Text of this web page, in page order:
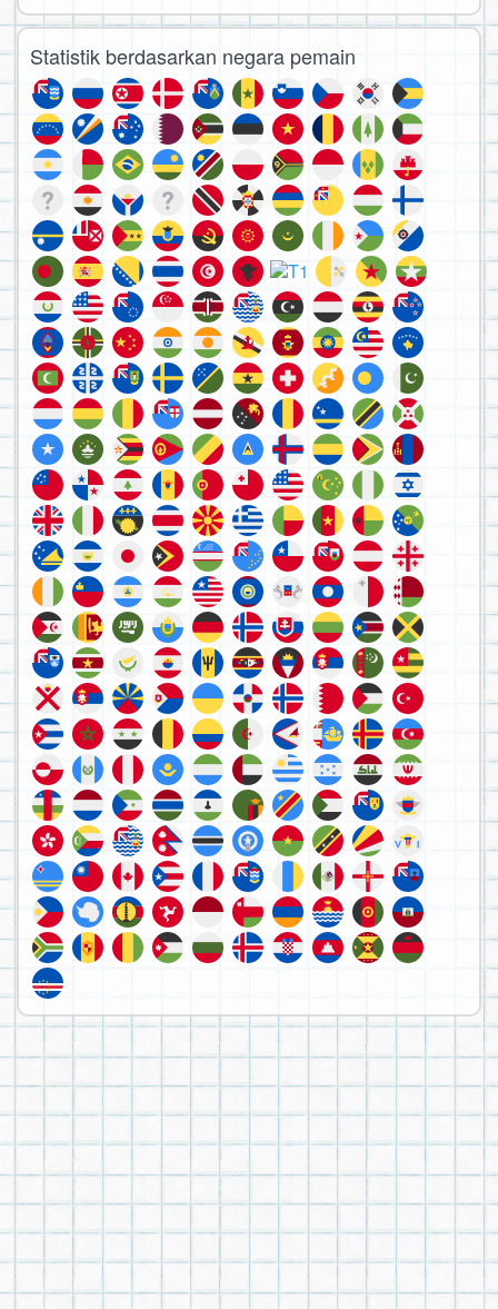
Statistik berdasarkan negara pemain